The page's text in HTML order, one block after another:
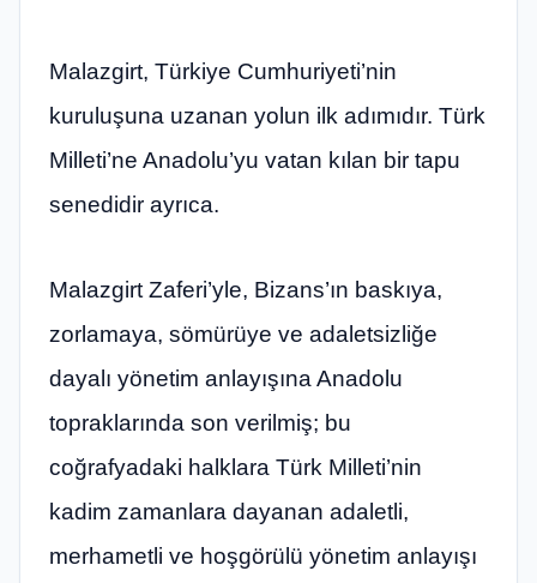
Malazgirt, Türkiye Cumhuriyeti’nin
kuruluşuna uzanan yolun ilk adımıdır. Türk
Milleti’ne Anadolu’yu vatan kılan bir tapu
senedidir ayrıca.
Malazgirt Zaferi’yle, Bizans’ın baskıya,
zorlamaya, sömürüye ve adaletsizliğe
dayalı yönetim anlayışına Anadolu
topraklarında son verilmiş; bu
coğrafyadaki halklara Türk Milleti’nin
kadim zamanlara dayanan adaletli,
merhametli ve hoşgörülü yönetim anlayışı